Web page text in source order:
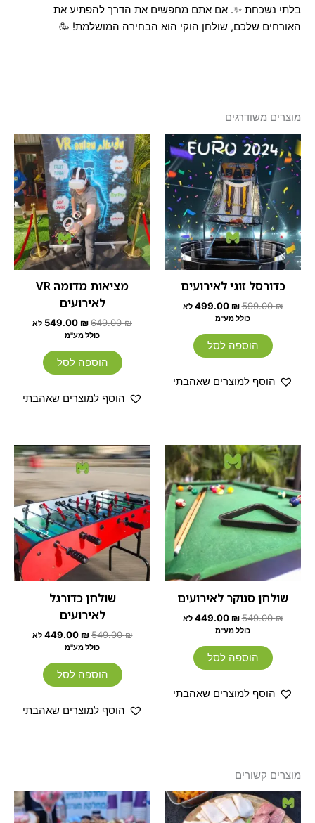
בלתי נשכחת ✨. אם אתם מחפשים את הדרך להפתיע את
האורחים שלכם, שולחן הוקי הוא הבחירה המושלמת! 🥳
מוצרים משודרגים
כדורסל זוגי לאירועים
599.00₪
המחיר
המקורי
היה:
599.00 ₪.
499.00 ₪
המחיר
הנוכחי
הוא:
499.00 ₪.
לא
כולל מע"מ
הוספה לסל
הוסף למוצרים שאהבתי
מציאות מדומה VR
לאירועים
649.00₪
המחיר
המקורי
היה:
649.00 ₪.
549.00 ₪
המחיר
הנוכחי
הוא:
549.00 ₪.
לא
כולל מע"מ
הוספה לסל
הוסף למוצרים שאהבתי
שולחן סנוקר לאירועים
549.00₪
המחיר
המקורי
היה:
549.00 ₪.
449.00 ₪
המחיר
הנוכחי
הוא:
449.00 ₪.
לא
כולל מע"מ
הוספה לסל
הוסף למוצרים שאהבתי
שולחן כדורגל
לאירועים
549.00₪
המחיר
המקורי
היה:
549.00 ₪.
449.00 ₪
המחיר
הנוכחי
הוא:
לא
כולל מע"מ
הוספה לסל
הוסף למוצרים שאהבתי
מוצרים קשורים
טווח
מחירים:
למוצר
זה
טווח
למוצר
זה